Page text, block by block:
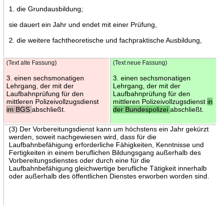
1. die Grundausbildung;
sie dauert ein Jahr und endet mit einer Prüfung,
2. die weitere fachtheoretische und fachpraktische Ausbildung,
(Text alte Fassung)
3. einen sechsmonatigen
Lehrgang, der mit der
Laufbahnprüfung für den
mittleren Polizeivollzugsdienst
im BGS abschließt.
(Text neue Fassung)
3. einen sechsmonatigen
Lehrgang, der mit der
Laufbahnprüfung für den
mittleren Polizeivollzugsdienst in
der Bundespolizei abschließt.
(3) Der Vorbereitungsdienst kann um höchstens ein Jahr gekürzt
werden, soweit nachgewiesen wird, dass für die
Laufbahnbefähigung erforderliche Fähigkeiten, Kenntnisse und
Fertigkeiten in einem beruflichen Bildungsgang außerhalb des
Vorbereitungsdienstes oder durch eine für die
Laufbahnbefähigung gleichwertige berufliche Tätigkeit innerhalb
oder außerhalb des öffentlichen Dienstes erworben worden sind.